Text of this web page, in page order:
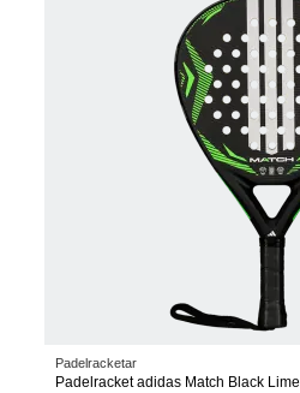
Padelracketar
Padelracket adidas Match Black